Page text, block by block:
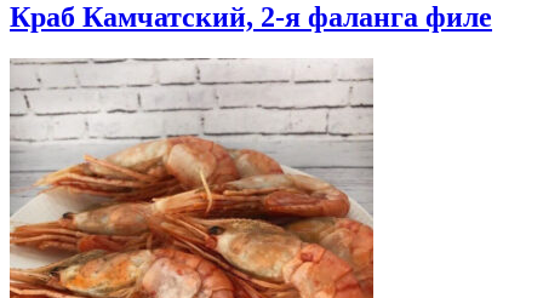
Краб Камчатский, 2-я фаланга филе